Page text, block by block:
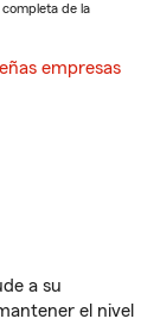
de la
empresas
a su
el nivel